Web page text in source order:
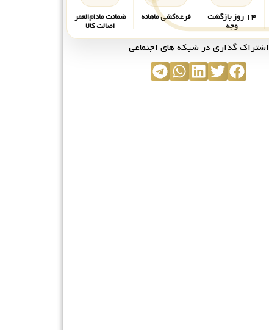
۱۴ روز بازگشت
وجه
قرعه‌کشی ماهانه ضمانت مادام‌العمر
اصالت کالا
اشتراک گذاری در شبکه های اجتماعی